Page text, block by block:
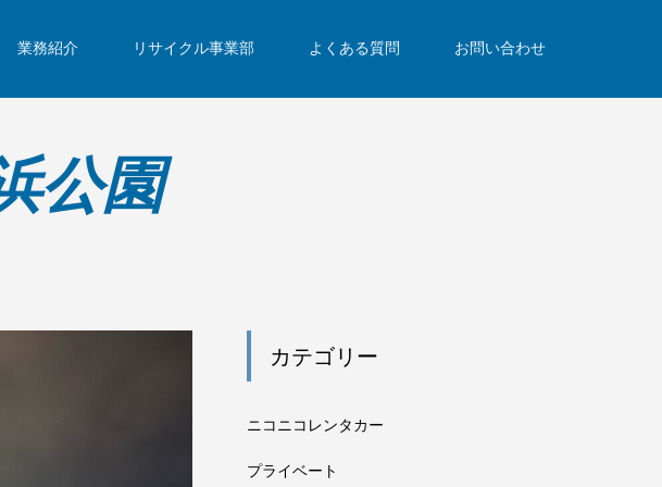
業務紹介 リサイクル事業部 よくある質問 お問い合わせ
公園
カテゴリー
ニコニコレンタカー
プライベート